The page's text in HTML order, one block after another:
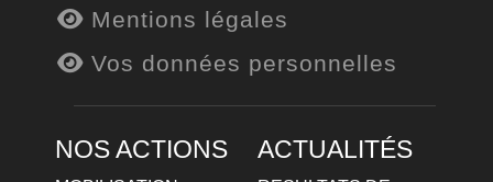
Mentions légales
Vos données personnelles
NOS ACTIONS ACTUALITÉS